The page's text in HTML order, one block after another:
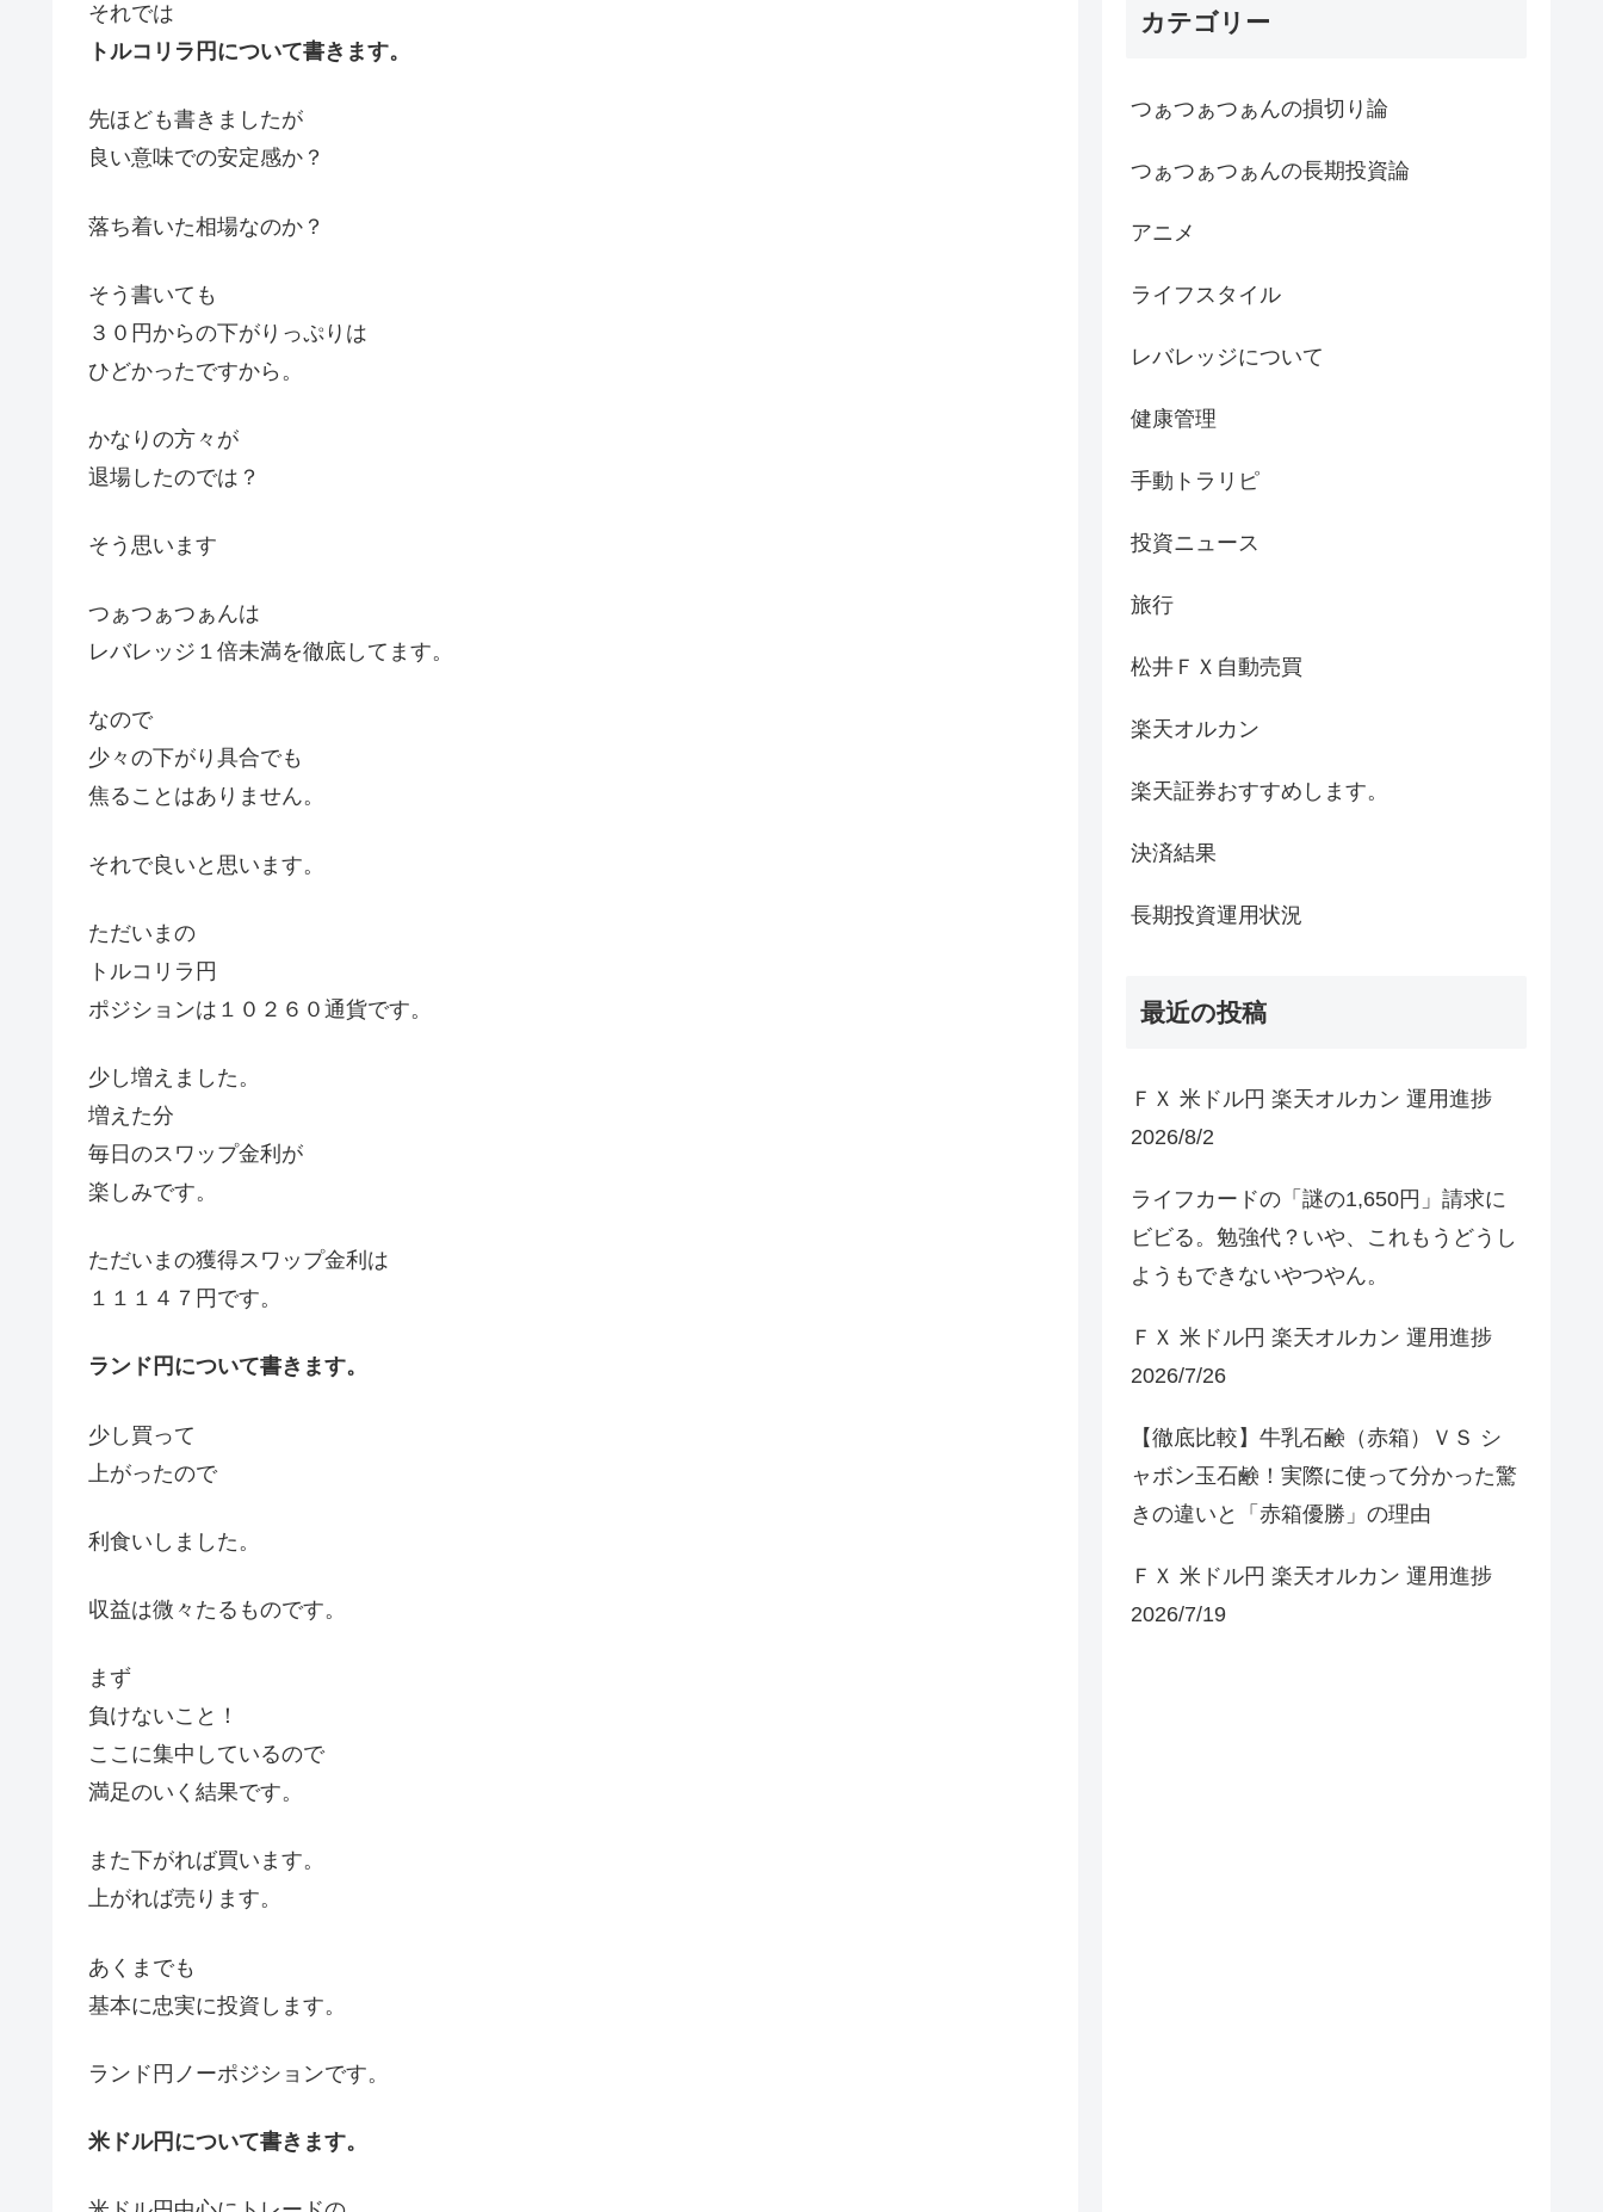
それでは
トルコリラ円について書きます。
先ほども書きましたが
良い意味での安定感か？
落ち着いた相場なのか？
そう書いても
３０円からの下がりっぷりは
ひどかったですから。
かなりの方々が
退場したのでは？
そう思います
つぁつぁつぁんは
レバレッジ１倍未満を徹底してます。
なので
少々の下がり具合でも
焦ることはありません。
それで良いと思います。
ただいまの
トルコリラ円
ポジションは１０２６０通貨です。
少し増えました。
増えた分
毎日のスワップ金利が
楽しみです。
ただいまの獲得スワップ金利は
１１１４７円です。
ランド円について書きます。
少し買って
上がったので
利食いしました。
収益は微々たるものです。
まず
負けないこと！
ここに集中しているので
満足のいく結果です。
また下がれば買います。
上がれば売ります。
あくまでも
基本に忠実に投資します。
ランド円ノーポジションです。
米ドル円について書きます。
カテゴリー
つぁつぁつぁんの損切り論
つぁつぁつぁんの長期投資論
アニメ
ライフスタイル
レバレッジについて
健康管理
手動トラリピ
投資ニュース
旅行
松井ＦＸ自動売買
楽天オルカン
楽天証券おすすめします。
決済結果
長期投資運用状況
最近の投稿
ＦＸ 米ドル円 楽天オルカン 運用進捗
2026/8/2
ライフカードの「謎の1,650円」請求に
ビビる。勉強代？いや、これもうどうし
ようもできないやつやん。
ＦＸ 米ドル円 楽天オルカン 運用進捗
2026/7/26
【徹底比較】牛乳石鹸（赤箱）ＶＳ シ
ャボン玉石鹸！実際に使って分かった驚
きの違いと「赤箱優勝」の理由
ＦＸ 米ドル円 楽天オルカン 運用進捗
2026/7/19